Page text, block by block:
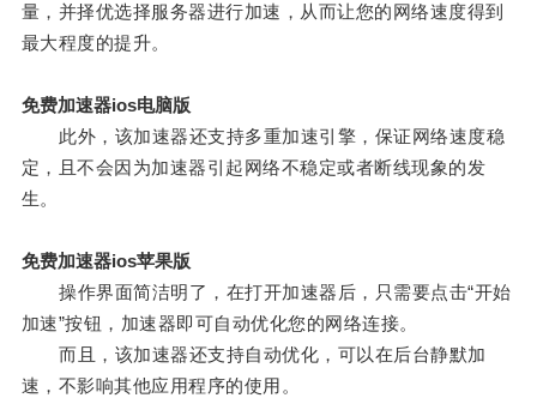
量，并择优选择服务器进行加速，从而让您的网络速度得到
最大程度的提升。
免费加速器ios电脑版
此外，该加速器还支持多重加速引擎，保证网络速度稳
定，且不会因为加速器引起网络不稳定或者断线现象的发
生。
免费加速器ios苹果版
操作界面简洁明了，在打开加速器后，只需要点击“开始
加速”按钮，加速器即可自动优化您的网络连接。
而且，该加速器还支持自动优化，可以在后台静默加
速，不影响其他应用程序的使用。